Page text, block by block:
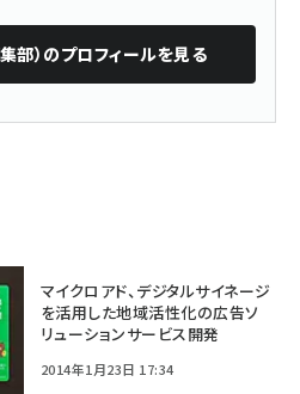
部） のプロフィールを見る
マイクロアド、デジタルサイネージ
を活用した地域活性化の広告ソ
リューションサービス開発
2014年1月23日 17:34